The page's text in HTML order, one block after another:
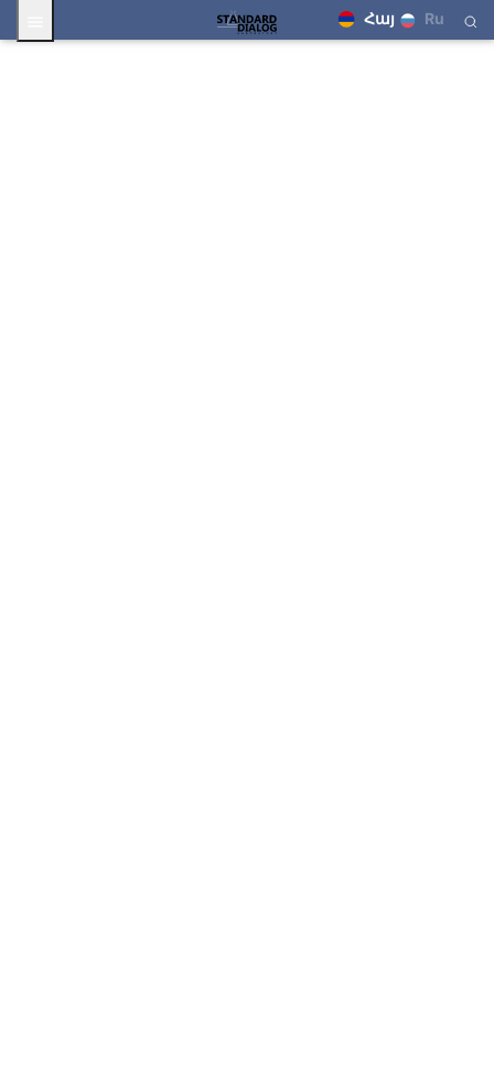
Հայ Ru